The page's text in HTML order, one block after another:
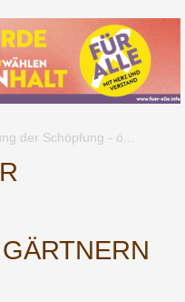
der Schöpfung - ö...